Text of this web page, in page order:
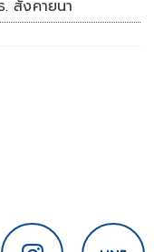
สังคายนา